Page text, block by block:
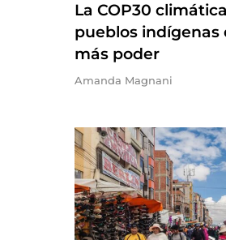
La COP30
pueblos indígenas
más poder
Amanda Magnani